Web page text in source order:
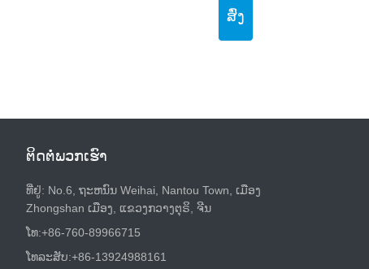
ສົ່ງ
ຕິດ​ຕໍ່​ພວກ​ເຮົາ
ທີ່ຢູ່: No.6, ຖະຫນົນ Weihai, Nantou Town, ເມືອງ
Zhongshan ເມືອງ, ແຂວງກວາງຕຸຣິ, ຈີນ
ໂທ:+86-760-89966715
ໂທລະສັບ:+86-13924988161